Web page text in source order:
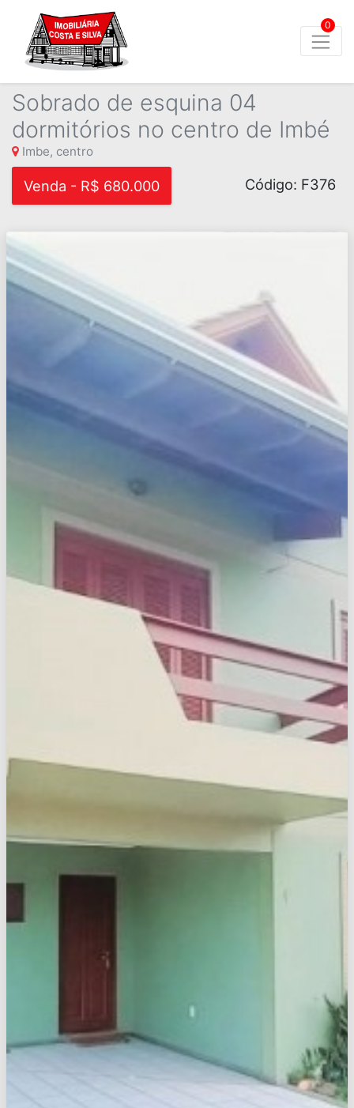
0
Sobrado de esquina 04
dormitórios no centro de Imbé
Imbe, centro
Código: F376
Venda - R$ 680.000